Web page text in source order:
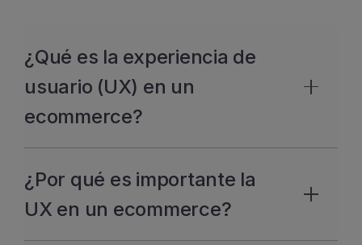
¿Qué es la experiencia de
usuario (UX) en un
ecommerce?
ecommerce es el conjunto de
sensaciones, percepciones e
¿Por qué es importante la
UX en un ecommerce?